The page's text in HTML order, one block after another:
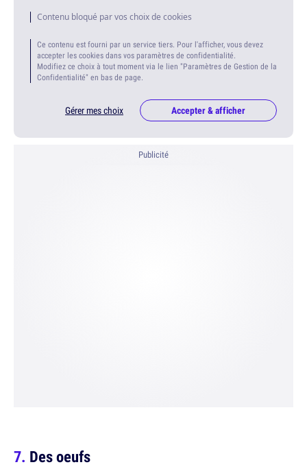
Contenu bloqué par vos choix de cookies
Ce contenu est fourni par un service tiers. Pour l'afficher, vous devez
accepter les cookies dans vos paramètres de confidentialité.
Modifiez ce choix à tout moment via le lien "Paramètres de Gestion de la
Confidentialité" en bas de page.
Gérer mes choix Accepter & afficher
Publicité
Des oeufs